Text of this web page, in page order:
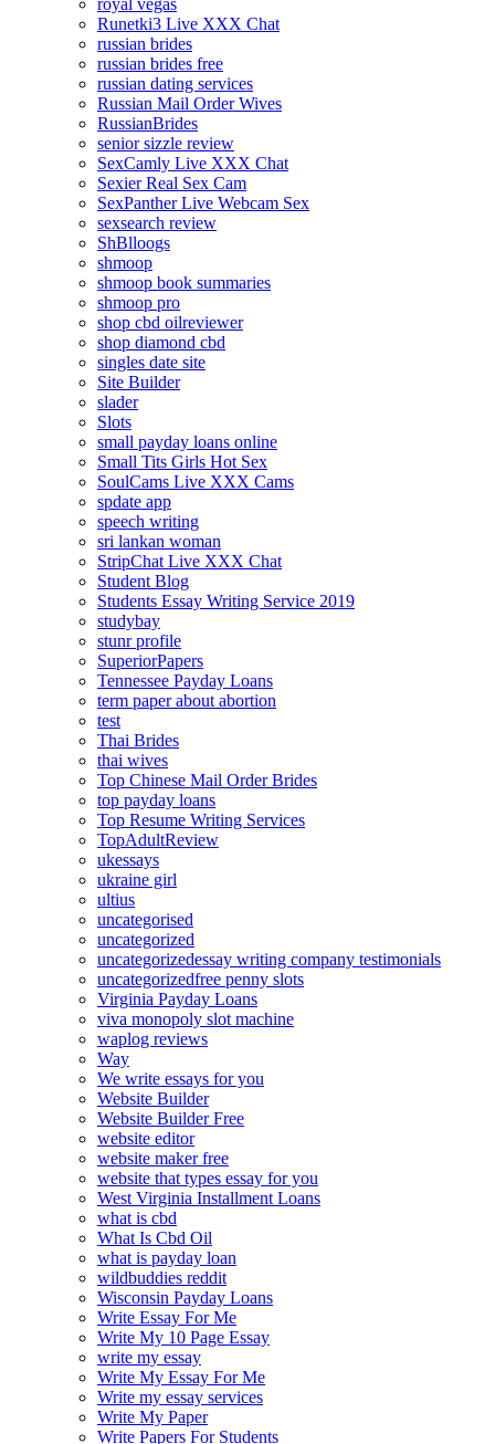
Runetki3 Live XXX Chat
russian brides
russian brides free
russian dating services
Russian Mail Order Wives
RussianBrides
senior sizzle review
SexCamly Live XXX Chat
Sexier Real Sex Cam
SexPanther Live Webcam Sex
sexsearch review
ShBlloogs
shmoop
shmoop book summaries
shmoop pro
shop cbd oilreviewer
shop diamond cbd
singles date site
Site Builder
slader
Slots
small payday loans online
Small Tits Girls Hot Sex
SoulCams Live XXX Cams
spdate app
speech writing
sri lankan woman
StripChat Live XXX Chat
Student Blog
Students Essay Writing Service 2019
studybay
stunr profile
SuperiorPapers
Tennessee Payday Loans
term paper about abortion
test
Thai Brides
thai wives
Top Chinese Mail Order Brides
top payday loans
Top Resume Writing Services
TopAdultReview
ukessays
ukraine girl
ultius
uncategorised
uncategorized
uncategorizedessay writing company testimonials
uncategorizedfree penny slots
Virginia Payday Loans
viva monopoly slot machine
waplog reviews
Way
We write essays for you
Website Builder
Website Builder Free
website editor
website maker free
website that types essay for you
West Virginia Installment Loans
what is cbd
What Is Cbd Oil
what is payday loan
wildbuddies reddit
Wisconsin Payday Loans
Write Essay For Me
Write My 10 Page Essay
write my essay
Write My Essay For Me
Write my essay services
Write My Paper
Write Papers For Students